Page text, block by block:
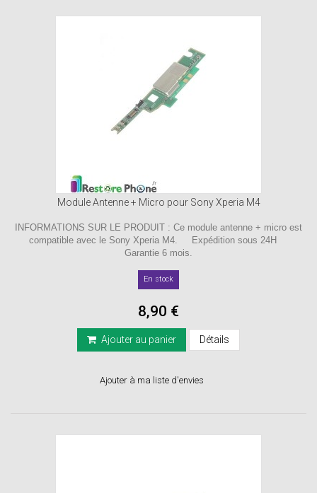
Module Antenne + Micro pour Sony Xperia M4
INFORMATIONS SUR LE PRODUIT : Ce module antenne + micro est
compatible avec le Sony Xperia M4. Expédition sous 24H
Garantie 6 mois.
En stock
8,90 €
Ajouter au panier Détails
Ajouter à ma liste d'envies